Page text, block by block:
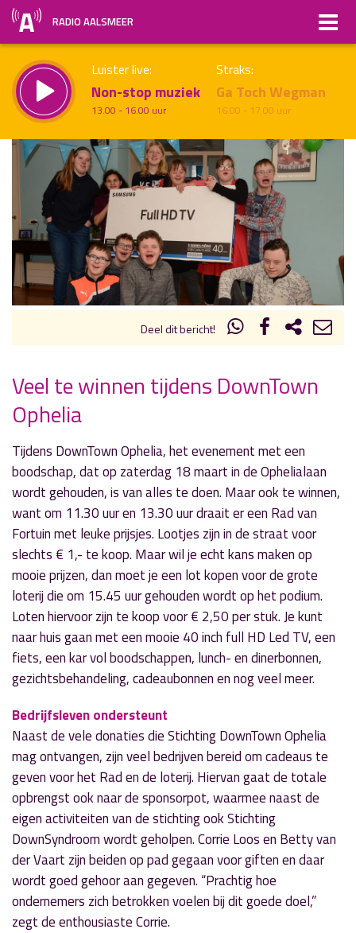
RADIO AALSMEER
Luister live:
Non-stop muziek
13.00 - 16.00 uur
Straks:
Ga Toch Wegman
16.00 - 17.00 uur
Vorig uur uur 1 van x Volgend uur
Inklappen
Deel dit bericht!
« Vorig nieuwsbericht
Brandgerucht Loogman
7 maart 2017
» Volgend nieuwsbericht
Ruim 7,5 ton voor verbouwing Oude Veiling
8 maart 2017
Veel te winnen tijdens DownTown
Ophelia
Tijdens DownTown Ophelia, het evenement met een
boodschap, dat op zaterdag 18 maart in de Ophelialaan
wordt gehouden, is van alles te doen. Maar ook te winnen,
want om 11.30 uur en 13.30 uur draait er een Rad van
Fortuin met leuke prijsjes. Lootjes zijn in de straat voor
slechts € 1,- te koop. Maar wil je echt kans maken op
mooie prijzen, dan moet je een lot kopen voor de grote
loterij die om 15.45 uur gehouden wordt op het podium.
Loten hiervoor zijn te koop voor € 2,50 per stuk. Je kunt
naar huis gaan met een mooie 40 inch full HD Led TV, een
fiets, een kar vol boodschappen, lunch- en dinerbonnen,
gezichtsbehandeling, cadeaubonnen en nog veel meer.
Bedrijfsleven ondersteunt
Naast de vele donaties die Stichting DownTown Ophelia
mag ontvangen, zijn veel bedrijven bereid om cadeaus te
geven voor het Rad en de loterij. Hiervan gaat de totale
opbrengst ook naar de sponsorpot, waarmee naast de
eigen activiteiten van de stichting ook Stichting
DownSyndroom wordt geholpen. Corrie Loos en Betty van
der Vaart zijn beiden op pad gegaan voor giften en daar
wordt goed gehoor aan gegeven. “Prachtig hoe
ondernemers zich betrokken voelen bij dit goede doel,”
zegt de enthousiaste Corrie.